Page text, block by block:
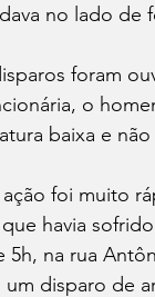
no lado de
foram
o
baixa e não
foi muito
havia
na rua
disparo de